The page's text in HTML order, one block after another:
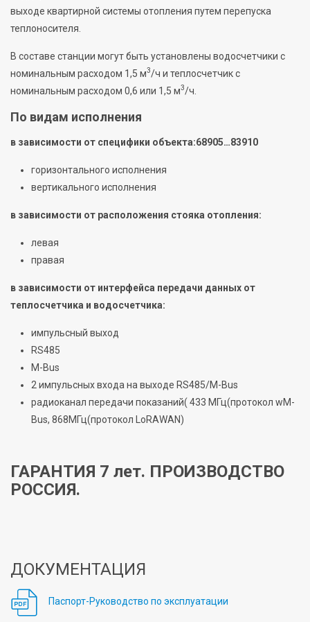
выходе квартирной системы отопления путем перепуска
теплоносителя.
В составе станции могут быть установлены водосчетчики с
номинальным расходом 1,5 м3/ч и теплосчетчик с
номинальным расходом 0,6 или 1,5 м3/ч.
По видам исполнения
в зависимости от специфики объекта:68905…83910
горизонтального исполнения
вертикального исполнения
в зависимости от расположения стояка отопления:
левая
правая
в зависимости от интерфейса передачи данных от
теплосчетчика и водосчетчика:
импульсный выход
RS485
M-Bus
2 импульсных входа на выходе RS485/M-Bus
радиоканал передачи показаний( 433 МГц(протокол wM-
Bus, 868МГц(протокол LoRAWAN)
ГАРАНТИЯ 7 лет. ПРОИЗВОДСТВО
РОССИЯ.
ДОКУМЕНТАЦИЯ
Паспорт-Руководство по эксплуатации